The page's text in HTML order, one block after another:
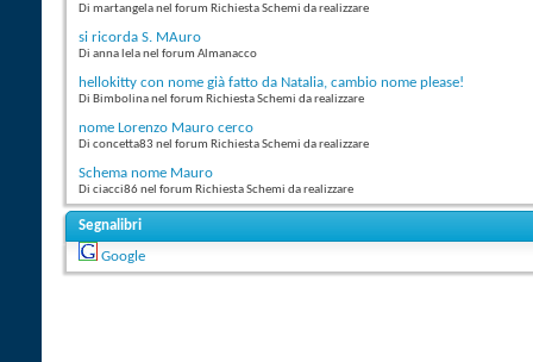
Di martangela nel forum Richiesta Schemi da realizzare
si ricorda S. MAuro
Di anna lela nel forum Almanacco
hellokitty con nome già fatto da Natalia, cambio nome please!
Di Bimbolina nel forum Richiesta Schemi da realizzare
nome Lorenzo Mauro cerco
Di concetta83 nel forum Richiesta Schemi da realizzare
Schema nome Mauro
Di ciacci86 nel forum Richiesta Schemi da realizzare
Segnalibri
Google